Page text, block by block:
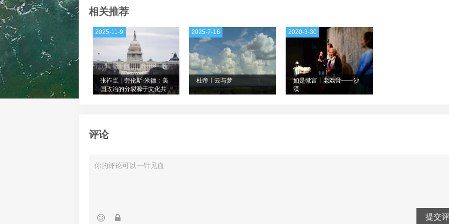
相关推荐
张祚臣丨劳伦斯·米德：美
国政治的分裂源于文化共
2025-11-9
杜帝丨云与梦
2025-7-16
如是微言丨老戏骨——沙
漠
2020-3-30
评论
提交